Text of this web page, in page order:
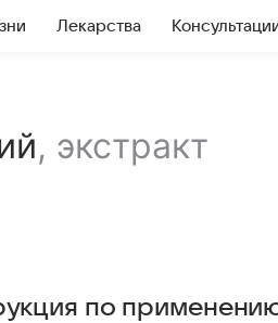
Лекарства
, экстракт
по